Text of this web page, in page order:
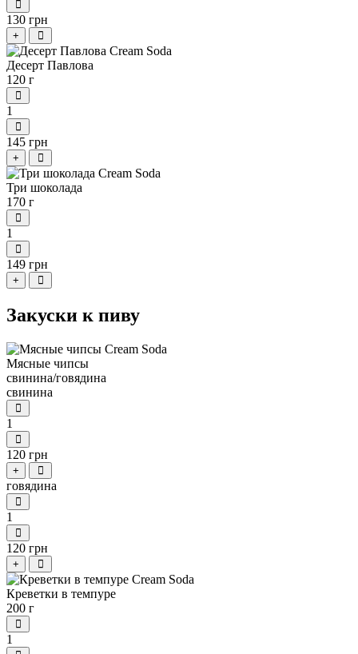
130 грн
+
Десерт Павлова
120 г
1
145 грн
+
Три шоколада
170 г
1
149 грн
+
Закуски к пиву
Мясные чипсы
свинина/говядина
свинина
1
120 грн
+
говядина
1
120 грн
+
Креветки в темпуре
200 г
1